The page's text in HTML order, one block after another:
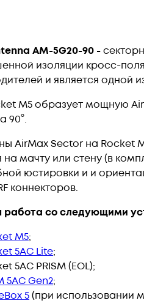
AM-5G20-90 -
изоляции кросс-
и является одной
M5 образует мощную
90°.
AirMax Sector на Rocket
на мачту или стену (в
юстировки и и
коннекторов.
работа со следующими
M5;
5AC Lite;
5AC PRISM (EOL);
5AC Gen2;
5(при использовании